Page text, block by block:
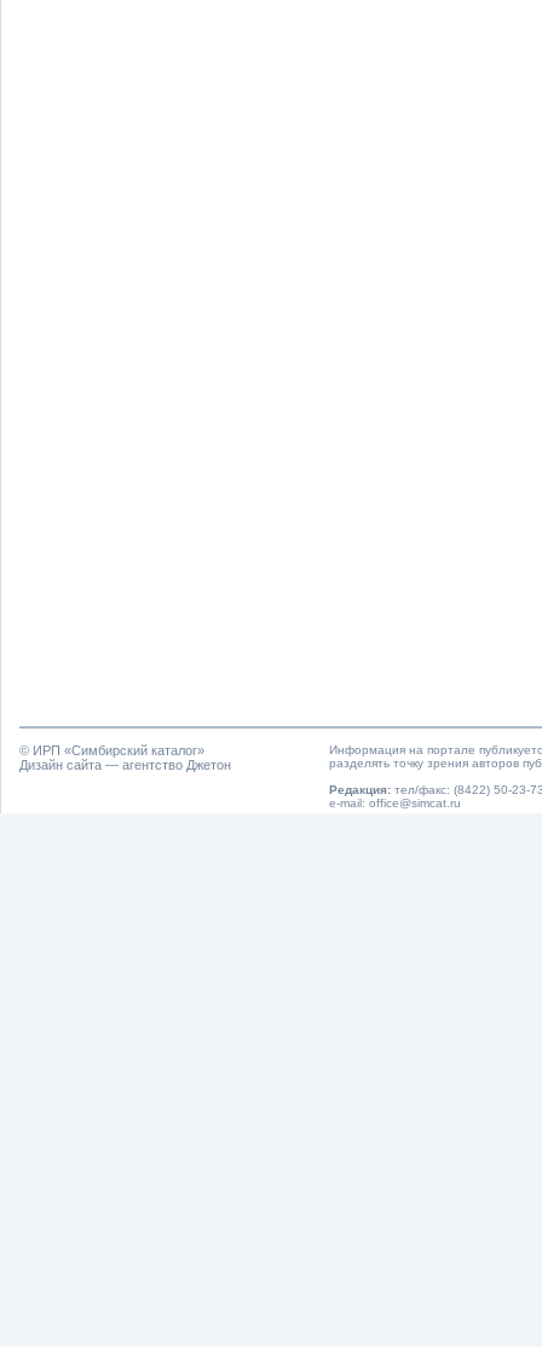
© ИРП «Симбирский каталог»
Дизайн сайта — агентство Джетон
Информация на портале
разделять точку зрения авторов
Редакция: тел/факс: (8422) 50-23-
e-mail: office@simcat.ru